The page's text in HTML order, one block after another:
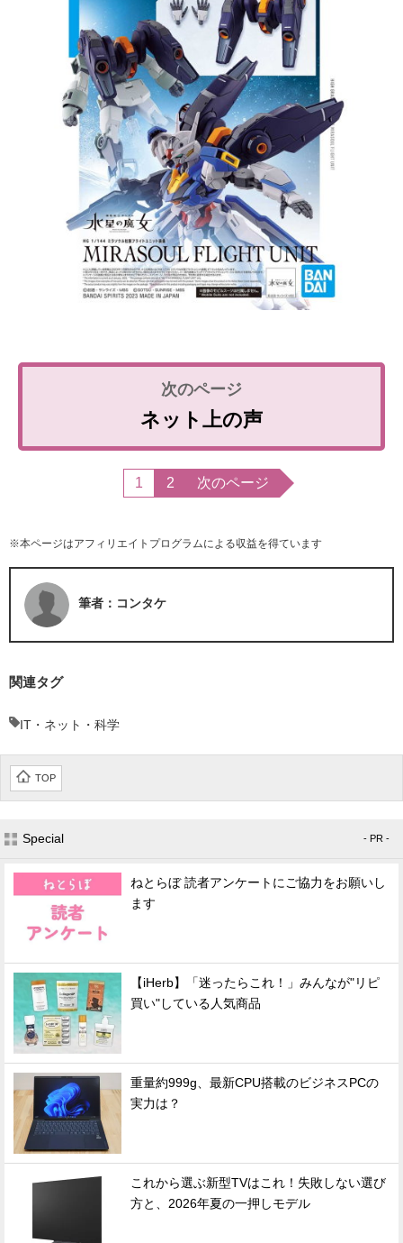
ネット上の声
1 2 次のページ
※本ページはアフィリエイトプログラムによる収益を得ています
筆者：コンタケ
関連タグ
IT・ネット・科学
TOP
Special - PR -
ねとらぼ 読者アンケートにご協力をお願いし
ます
【iHerb】「迷ったらこれ！」みんなが"リピ
買い"している人気商品
重量約999g、最新CPU搭載のビジネスPCの
実力は？
これから選ぶ新型TVはこれ！失敗しない選び
方と、2026年夏の一押しモデル